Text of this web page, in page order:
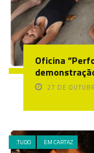
Oficina
27 DE
.TUDO EM CARTAZ